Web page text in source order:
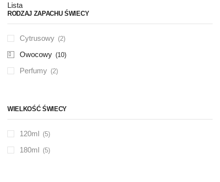
Lista
RODZAJ ZAPACHU ŚWIECY
Cytrusowy (2)
Owocowy (10)
Perfumy (2)
WIELKOŚĆ ŚWIECY
120ml (5)
180ml (5)